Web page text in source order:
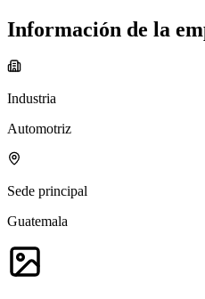
Información de la
Industria
Automotriz
Sede principal
Guatemala